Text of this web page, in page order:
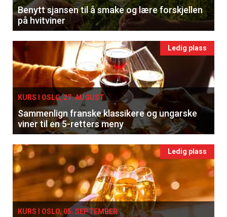
Benytt sjansen til å smake og lære forskjellen
på hvitviner
Ledig plass
KURS I OSLO, 27. AUGUST
Sammenlign franske klassikere og ungarske
viner til en 5-retters meny
Ledig plass
KURS I OSLO, 05. SEPTEMBER